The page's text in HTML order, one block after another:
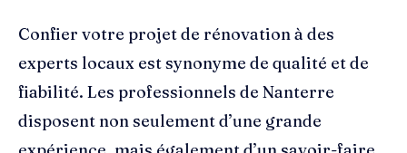
Confier votre projet de rénovation à des
experts locaux est synonyme de qualité et de
fiabilité. Les professionnels de Nanterre
disposent non seulement d’une grande